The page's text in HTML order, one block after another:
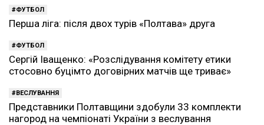
ФУТБОЛ
Перша ліга: після двох турів «Полтава» друга
ФУТБОЛ
Сергій Іващенко: «Розслідування комітету етики
стосовно буцімто договірних матчів ще триває»
ВЕСЛУВАННЯ
Представники Полтавщини здобули 33 комплекти
нагород на чемпіонаті України з веслування